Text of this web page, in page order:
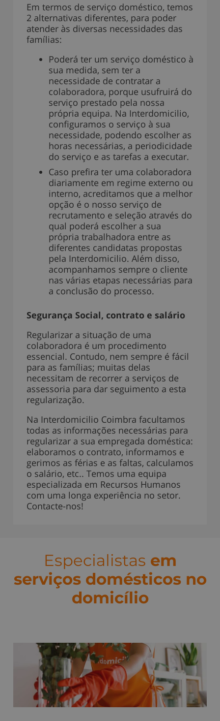
Em termos de serviço doméstico, temos
2 alternativas diferentes, para poder
atender às diversas necessidades das
famílias:
Poderá ter um serviço doméstico à
sua medida, sem ter a
necessidade de contratar a
colaboradora, porque usufruirá do
serviço prestado pela nossa
própria equipa. Na Interdomicilio,
configuramos o serviço à sua
necessidade, podendo escolher as
horas necessárias, a periodicidade
do serviço e as tarefas a executar.
Caso prefira ter uma colaboradora
diariamente em regime externo ou
interno, acreditamos que a melhor
opção é o nosso serviço de
recrutamento e seleção através do
qual poderá escolher a sua
própria trabalhadora entre as
diferentes candidatas propostas
pela Interdomicilio. Além disso,
acompanhamos sempre o cliente
nas várias etapas necessárias para
a conclusão do processo.
Segurança Social, contrato e salário
Regularizar a situação de uma
colaboradora é um procedimento
essencial. Contudo, nem sempre é fácil
para as famílias; muitas delas
necessitam de recorrer a serviços de
assessoria para dar seguimento a esta
regularização.
Na Interdomicilio Coimbra facultamos
todas as informações necessárias para
regularizar a sua empregada doméstica:
elaboramos o contrato, informamos e
gerimos as férias e as faltas, calculamos
o salário, etc.. Temos uma equipa
especializada em Recursos Humanos
com uma longa experiência no setor.
Contacte-nos!
Especialistas em
serviços domésticos no
domicílio